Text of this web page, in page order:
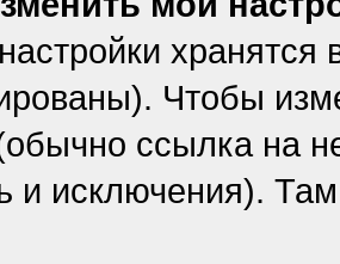
Чтобы
ссылка на
и исключения).